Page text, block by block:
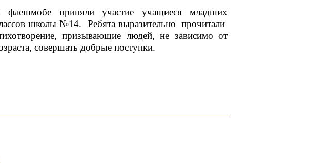
флешмобе приняли участие учащиеся младших
школы №14. Ребята выразительно прочитали
призывающие людей, не зависимо от
совершать добрые поступки.